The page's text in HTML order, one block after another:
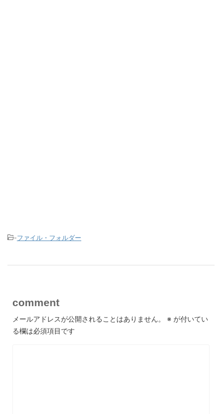
-ファイル・フォルダー
comment
メールアドレスが公開されることはありません。 ※ が付いてい
る欄は必須項目です